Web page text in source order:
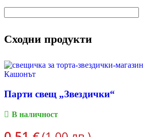
Сходни продукти
Парти свещ „Звездички“
В наличност